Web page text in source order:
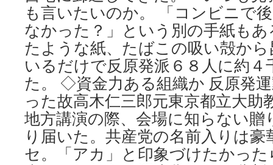
も言いたいのか。 「コンビニで
なかった？」という別の手紙も
たような紙、たばこの吸い殻か
いるだけで反原発派６８人に約
た。 ◇資金力ある組織か 反原発
った故高木仁三郎元東京都立大助
地方講演の際、会場に知らない
り届いた。共産党の名前入りは
セ。「アカ」と印象づけたかっ